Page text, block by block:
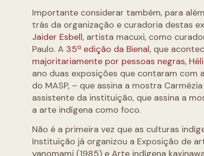
Importante considerar também, para
trás da organização e curadoria destas
Jaider Esbell, artista macuxi, como
Paulo. A 35ª edição da Bienal, que
majoritariamente por pessoas negras,
ano duas exposições que contaram com
do MASP, – que assina a mostra
assistente da instituição, que assina a
a arte indígena como foco.
Não é a primeira vez que as culturas
Instituição já organizou a Exposição de
yanomami (1985) e Arte indígena